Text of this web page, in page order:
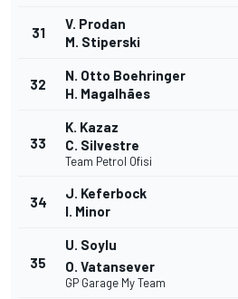
31
V. Prodan
M. Stiperski
32
N. Otto Boehringer
H. Magalhães
33
K. Kazaz
C. Silvestre
Team Petrol Ofisi
34
J. Keferbock
I. Minor
35
U. Soylu
O. Vatansever
GP Garage My Team